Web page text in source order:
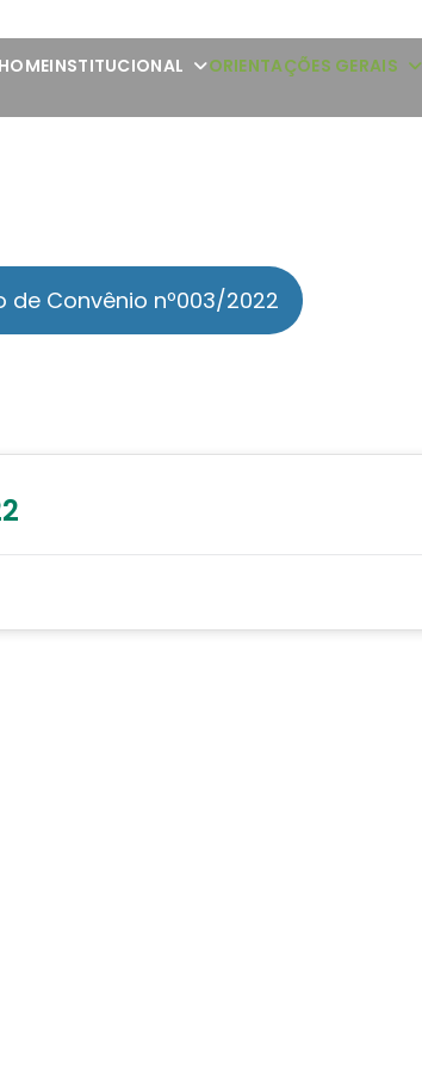
HOMEINSTITUCIONAL ORIENTAÇÕES GERAIS
de Convênio nº003/2022